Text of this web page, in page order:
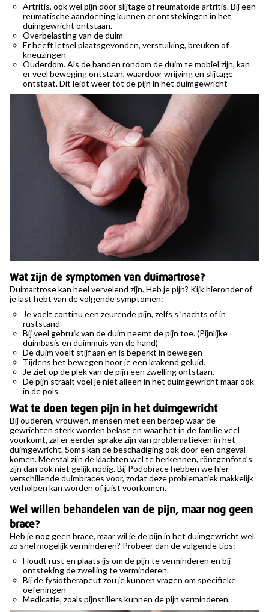
Artritis, ook wel pijn door slijtage of reumatoïde artritis. Bij een
reumatische aandoening kunnen er ontstekingen in het
duimgewricht ontstaan.
Overbelasting van de duim
Er heeft letsel plaatsgevonden, verstuiking, breuken of
kneuzingen
Ouderdom. Als de banden rondom de duim te mobiel zijn, kan
er veel beweging ontstaan, waardoor wrijving en slijtage
ontstaat. Dit leidt weer tot de pijn in het duimgewricht
Wat zijn de symptomen van duimartrose?
Duimartrose kan heel vervelend zijn. Heb je pijn? Kijk hieronder of
je last hebt van de volgende symptomen:
Je voelt continu een zeurende pijn, zelfs s ’nachts of in
ruststand
Bij veel gebruik van de duim neemt de pijn toe. (Pijnlijke
duimbasis en duimmuis van de hand)
De duim voelt stijf aan en is beperkt in bewegen
Tijdens het bewegen hoor je een krakend geluid.
Je ziet op de plek van de pijn een zwelling ontstaan.
De pijn straalt voel je niet alleen in het duimgewricht maar ook
in de pols
Wat te doen tegen pijn in het duimgewricht
Bij ouderen, vrouwen, mensen met een beroep waar de
gewrichten sterk worden belast en waar het in de familie veel
voorkomt, zal er eerder sprake zijn van problematieken in het
duimgewricht. Soms kan de beschadiging ook door een ongeval
komen. Meestal zijn de klachten wel te herkennen, röntgenfoto’s
zijn dan ook niet gelijk nodig. Bij Podobrace hebben we hier
verschillende duimbraces voor, zodat deze problematiek makkelijk
verholpen kan worden of juist voorkomen.
Wel willen behandelen van de pijn, maar nog geen
brace?
Heb je nog geen brace, maar wil je de pijn in het duimgewricht wel
zo snel mogelijk verminderen? Probeer dan de volgende tips:
Houdt rust en plaats ijs om de pijn te verminderen en bij
ontsteking de zwelling te verminderen.
Bij de fysiotherapeut zou je kunnen vragen om specifieke
oefeningen
Medicatie, zoals pijnstillers kunnen de pijn verminderen.